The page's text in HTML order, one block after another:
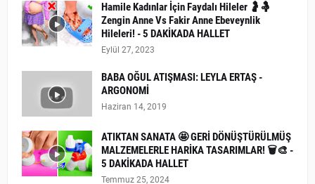
Hamile Kadınlar İçin Faydalı Hileler 🤰🤱
Zengin Anne Vs Fakir Anne Ebeveynlik
Hileleri! - 5 DAKİKADA HALLET
Eylül 27, 2023
BABA OĞUL ATIŞMASI: LEYLA ERTAŞ -
ARGONOMİ
Haziran 14, 2019
ATIKTAN SANATA 🤩 GERİ DÖNÜŞTÜRÜLMÜŞ
MALZEMELERLE HARİKA TASARIMLAR! 🗑️🎨 -
5 DAKİKADA HALLET
Temmuz 25, 2024